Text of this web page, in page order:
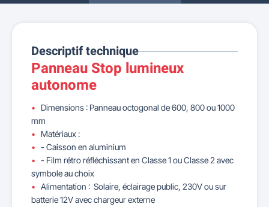
Descriptif technique
Panneau Stop lumineux
autonome
Dimensions : Panneau octogonal de 600, 800 ou 1000
mm
Matériaux :
- Caisson en aluminium
- Film rétro réfléchissant en Classe 1 ou Classe 2 avec
symbole au choix
Alimentation : Solaire, éclairage public, 230V ou sur
batterie 12V avec chargeur externe